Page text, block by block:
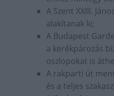
A Szent XXIII.
alakítanak ki;
A Budapest
a kerékpározás
oszlopokat is
A rakparti út
és a teljes